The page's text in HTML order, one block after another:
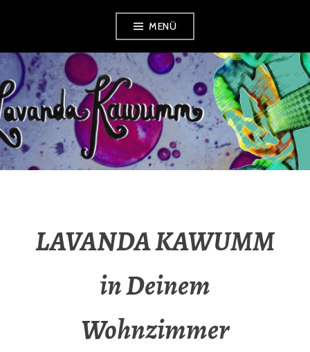
springen
MENÜ
LAVANDA
KAWUMM
LAVANDA KAWUMM
in Deinem
Wohnzimmer